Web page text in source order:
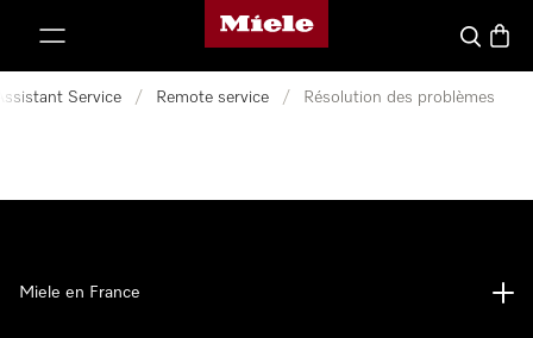
Page d'accueil Miele
Search
Service / Remote service / Résolution des problèmes
Miele en France